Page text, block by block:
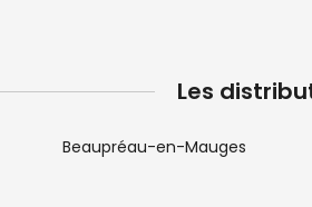
Les
Beaupréau-en-Mauges